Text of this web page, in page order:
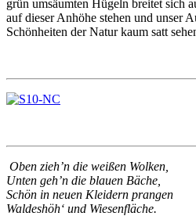
grün umsäumten Hügeln breitet sich
auf dieser Anhöhe stehen und unser
Schönheiten der Natur kaum satt
Oben zieh’n die weißen Wolken,
Unten geh’n die blauen Bäche,
Schön in neuen Kleidern prangen
Waldeshöh‘ und Wiesenfläche.